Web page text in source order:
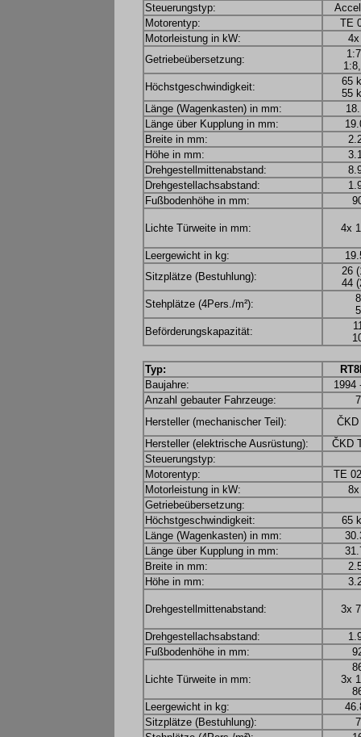
Steuerungstyp:
Motorentyp:
TE
Motorleistung in kW:
4x
Getriebeübersetzung:
Höchstgeschwindigkeit:
65
55
Länge (Wagenkasten) in mm:
Länge über Kupplung in mm:
Breite in mm:
Höhe in mm:
Drehgestellmittenabstand:
Drehgestellachsabstand:
Fußbodenhöhe in mm:
Lichte Türweite in mm: 4x
Leergewicht in kg:
Sitzplätze (Bestuhlung):
26
44
Stehplätze (4Pers./m²):
Beförderungskapazität:
Typ:
Baujahre:
1994
Anzahl gebauter Fahrzeuge:
Hersteller (mechanischer Teil):
ČKD
Hersteller (elektrische Ausrüstung):
ČKD
Steuerungstyp:
Motorentyp:
TE
Motorleistung in kW:
8x
Getriebeübersetzung:
Höchstgeschwindigkeit:
65
Länge (Wagenkasten) in mm:
Länge über Kupplung in mm:
Breite in mm:
Höhe in mm:
Drehgestellmittenabstand: 3x
Drehgestellachsabstand:
Fußbodenhöhe in mm:
Lichte Türweite in mm:
3x
Leergewicht in kg:
Sitzplätze (Bestuhlung):